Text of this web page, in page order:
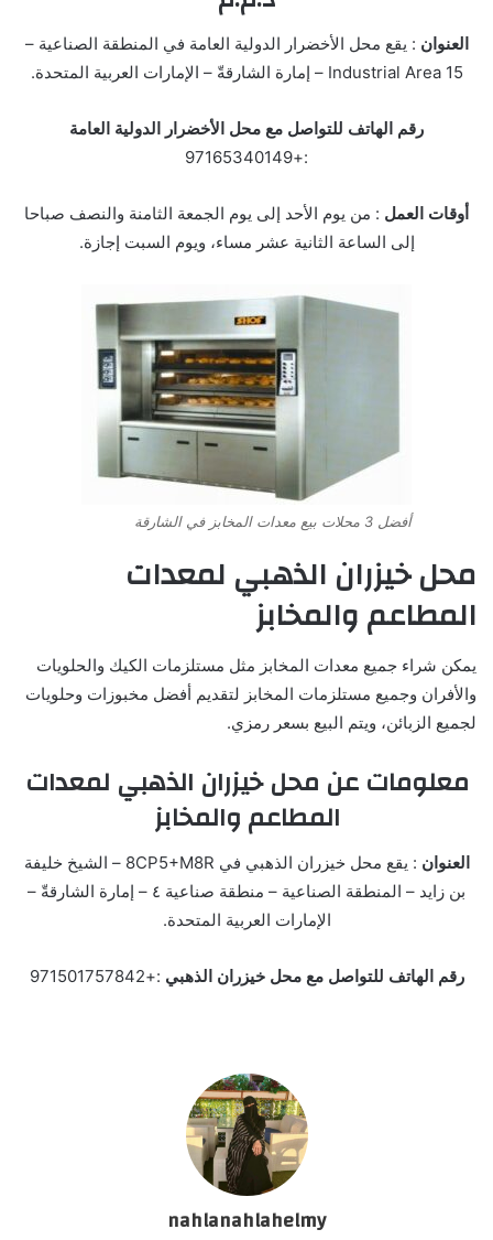
العنوان : يقع محل الأخضرار الدولية العامة في المنطقة الصناعية –
Industrial Area 15 – إمارة الشارقةّ – الإمارات العربية المتحدة.
رقم الهاتف للتواصل مع محل الأخضرار الدولية العامة
:+97165340149
أوقات العمل : من يوم الأحد إلى يوم الجمعة الثامنة والنصف صباحا
إلى الساعة الثانية عشر مساء، ويوم السبت إجازة.
أفضل 3 محلات بيع معدات المخابز في الشارقة
محل خيزران الذهبي لمعدات
المطاعم والمخابز
يمكن شراء جميع معدات المخابز مثل مستلزمات الكيك والحلويات
والأفران وجميع مستلزمات المخابز لتقديم أفضل مخبوزات وحلويات
لجميع الزبائن، ويتم البيع بسعر رمزي.
معلومات عن محل خيزران الذهبي لمعدات
المطاعم والمخابز
العنوان
: يقع محل خيزران الذهبي في 8CP5+M8R – الشيخ خليفة
بن زايد – المنطقة الصناعية – منطقة صناعية ٤ – إمارة الشارقةّ –
الإمارات العربية المتحدة.
رقم الهاتف للتواصل مع محل خيزران الذهبي :+971501757842
nahlanahlahelmy